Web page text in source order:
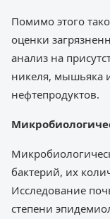
Помимо этого
оценки
анализ на
никеля, мышьяка
нефтепродуктов.
бактерий, их
Исследование
степени